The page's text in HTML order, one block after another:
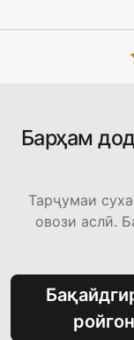
Барҳам
Тарҷумаи
овози аслӣ.
ройгон